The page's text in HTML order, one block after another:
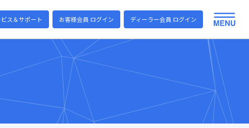
ス＆サポート お客様会員 ログイン ディーラー会員 ログイン